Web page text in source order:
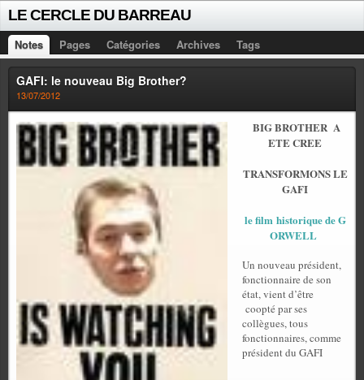
LE CERCLE DU BARREAU
Notes Pages Catégories Archives Tags
GAFI: le nouveau Big Brother?
13/07/2012
BIG BROTHER A
ETE CREE
TRANSFORMONS LE
GAFI
le film historique de G
ORWELL
Un nouveau président,
fonctionnaire de son
état, vient d’être
coopté par ses
collègues, tous
fonctionnaires, comme
président du GAFI